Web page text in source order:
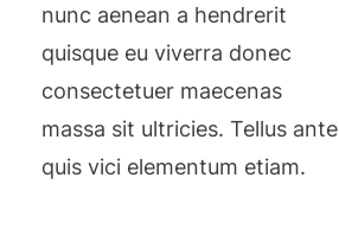
nunc aenean a hendrerit
quisque eu viverra donec
consectetuer maecenas
massa sit ultricies. Tellus ante
quis vici elementum etiam.